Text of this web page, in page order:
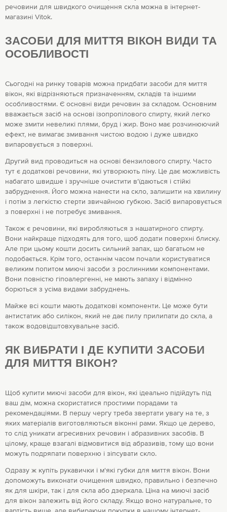
речовини для швидкого очищення скла можна в інтернет-
магазині Vitok.
ЗАСОБИ ДЛЯ МИТТЯ ВІКОН ВИДИ ТА
ОСОБЛИВОСТІ
Сьогодні на ринку товарів можна придбати засоби для миття
вікон, які відрізняються призначенням, складів та іншими
особливостями. Є основні види речовин за складом. Основним
вважається засіб на основі ізопропілового спирту, який легко
може змити невеликі плями, бруд і жир. Воно має розчинюючий
ефект, не вимагає змивання чистою водою і дуже швидко
випаровується з поверхні.
Другий вид проводиться на основі бензилового спирту. Часто
тут є додаткові речовини, які утворюють піну. Це дає можливість
набагато швидше і зручніше очистити в'їдаються і стійкі
забруднення. Його можна нанести на скло, залишити на хвилину
і потім з легкістю стерти звичайною губкою. Засіб випаровується
з поверхні і не потребує змивання.
Також є речовини, які виробляються з нашатирного спирту.
Вони найкраще підходять для того, щоб додати поверхні блиску.
Але при цьому кошти досить сильний запах, що багатьом не
подобається. Крім того, останнім часом почали користуватися
великим попитом миючі засоби з рослинними компонентами.
Вони повністю гіпоалергенні, не мають запаху і відмінно
борються з усіма видами забруднень.
Майже всі кошти мають додаткові компоненти. Це може бути
антистатик або силікон, який не дає пилу прилипати до скла, а
також водовідштовхувальне засіб.
ЯК ВИБРАТИ І ДЕ КУПИТИ ЗАСОБИ
ДЛЯ МИТТЯ ВІКОН?
Щоб купити миючі засоби для вікон, які ідеально підійдуть під
ваш дім, можна скористатися простими порадами та
рекомендаціями. В першу чергу треба звертати увагу на те, з
яких матеріалів виготовляються віконні рами. Якщо це дерево,
то слід уникати агресивних речовин і абразивних засобів. В
цілому, краще взагалі відмовитися від абразивів, тому що вони
можуть подряпати поверхню і зіпсувати скло.
Одразу ж купіть рукавички і м'які губки для миття вікон. Вони
допоможуть виконати очищення швидко, правильно і безпечно
як для шкіри, так і для скла або дзеркала. Ціна на миючі засіб
для вікон залежить від його складу. Якщо воно натуральне, то
вартість вище, але вибираючи покупки в нашому інтернет-